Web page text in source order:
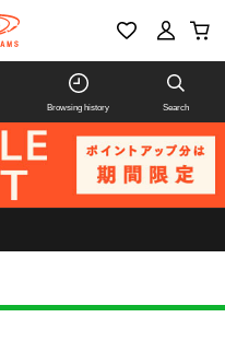
Browsing history Search